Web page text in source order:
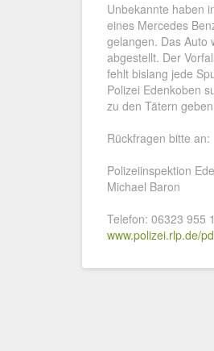
Unbekannte haben
eines Mercedes
gelangen. Das Auto
abgestellt. Der
fehlt bislang jede
Polizei Edenkoben
zu den Tätern
Rückfragen bitte an:
Polizeiinspektion
Michael Baron
Telefon: 06323 955
www.polizei.rlp.de/